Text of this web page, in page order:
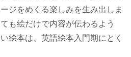
ジをめくる楽しみを生み出しま
も絵だけで内容が伝わるよう
絵本は、英語絵本入門期にとく